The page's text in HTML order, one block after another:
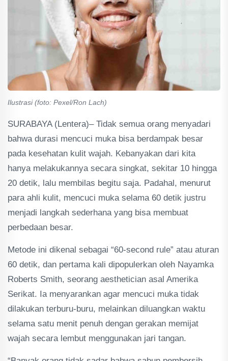
Ilustrasi (foto: Pexel/Ron Lach)
SURABAYA (Lentera)– Tidak semua orang menyadari
bahwa durasi mencuci muka bisa berdampak besar
pada kesehatan kulit wajah. Kebanyakan dari kita
hanya melakukannya secara singkat, sekitar 10 hingga
20 detik, lalu membilas begitu saja. Padahal, menurut
para ahli kulit, mencuci muka selama 60 detik justru
menjadi langkah sederhana yang bisa membuat
perbedaan besar.
Metode ini dikenal sebagai “60-second rule” atau aturan
60 detik, dan pertama kali dipopulerkan oleh Nayamka
Roberts Smith, seorang aesthetician asal Amerika
Serikat. Ia menyarankan agar mencuci muka tidak
dilakukan terburu-buru, melainkan diluangkan waktu
selama satu menit penuh dengan gerakan memijat
wajah secara lembut menggunakan jari tangan.